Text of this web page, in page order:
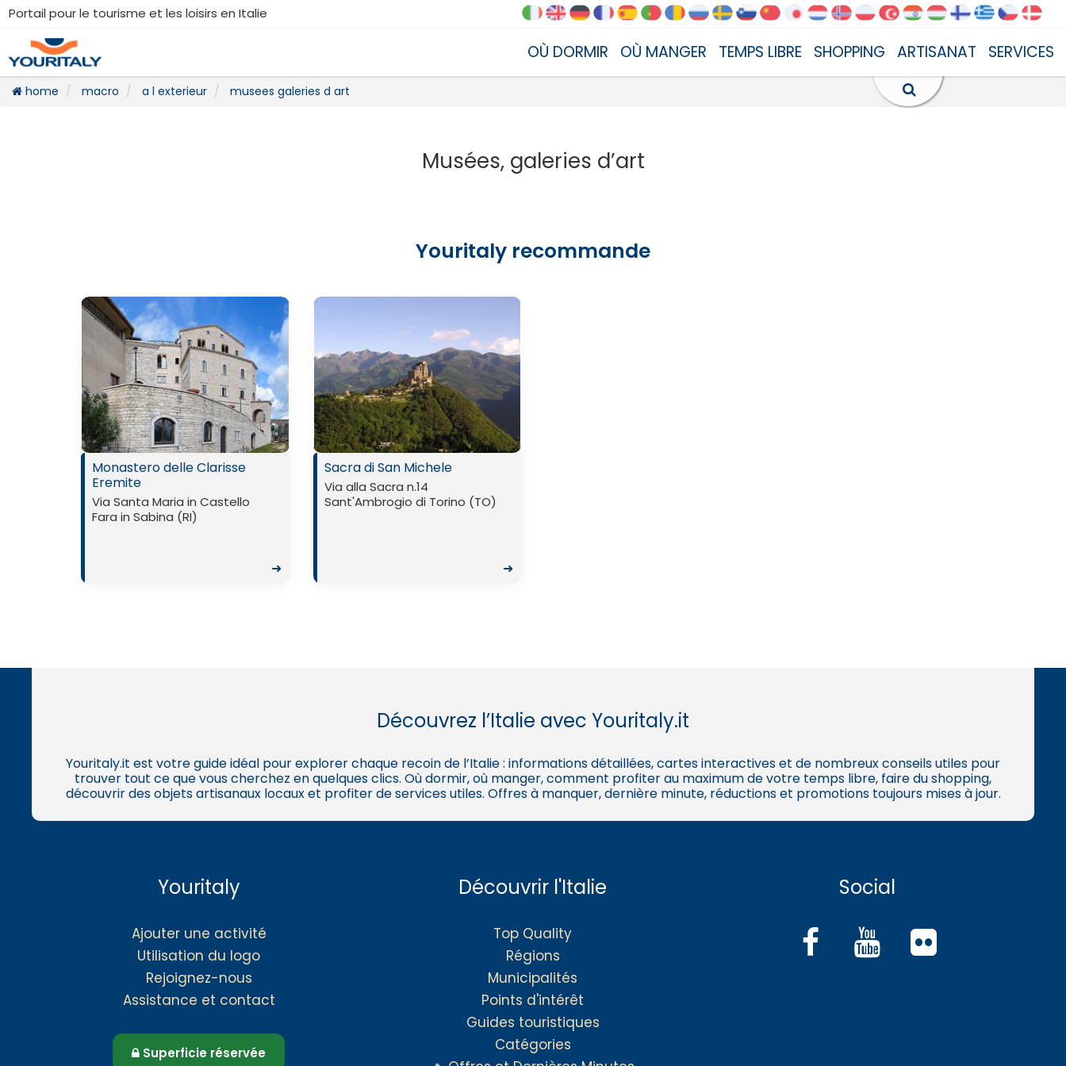
Portail pour le tourisme et les loisirs en Italie
OÙ DORMIR OÙ MANGER TEMPS LIBRE SHOPPING ARTISANAT SERVICES
home macro a l exterieur musees galeries d art
Musées, galeries d’art
Youritaly recommande
Monastero delle Clarisse
Eremite
Via Santa Maria in Castello
Fara in Sabina (RI)
➜
Sacra di San Michele
Via alla Sacra n.14
Sant'Ambrogio di Torino (TO)
➜
Découvrez l’Italie avec Youritaly.it
Youritaly.it est votre guide idéal pour explorer chaque recoin de l’Italie : informations détaillées, cartes interactives et de nombreux conseils utiles pour
trouver tout ce que vous cherchez en quelques clics. Où dormir, où manger, comment profiter au maximum de votre temps libre, faire du shopping,
découvrir des objets artisanaux locaux et profiter de services utiles. Offres à manquer, dernière minute, réductions et promotions toujours mises à jour.
Youritaly
Ajouter une activité
Utilisation du logo
Rejoignez-nous
Assistance et contact
Superficie réservée
Découvrir l'Italie
Top Quality
Régions
Municipalités
Points d'intérêt
Guides touristiques
Catégories
Social